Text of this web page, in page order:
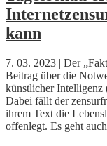
kann
7. 03. 2023 | Der
Beitrag über die
künstlicher Intelligenz
Dabei fällt der
ihrem Text die
offenlegt. Es geht